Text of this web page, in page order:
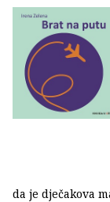
da je dječakova